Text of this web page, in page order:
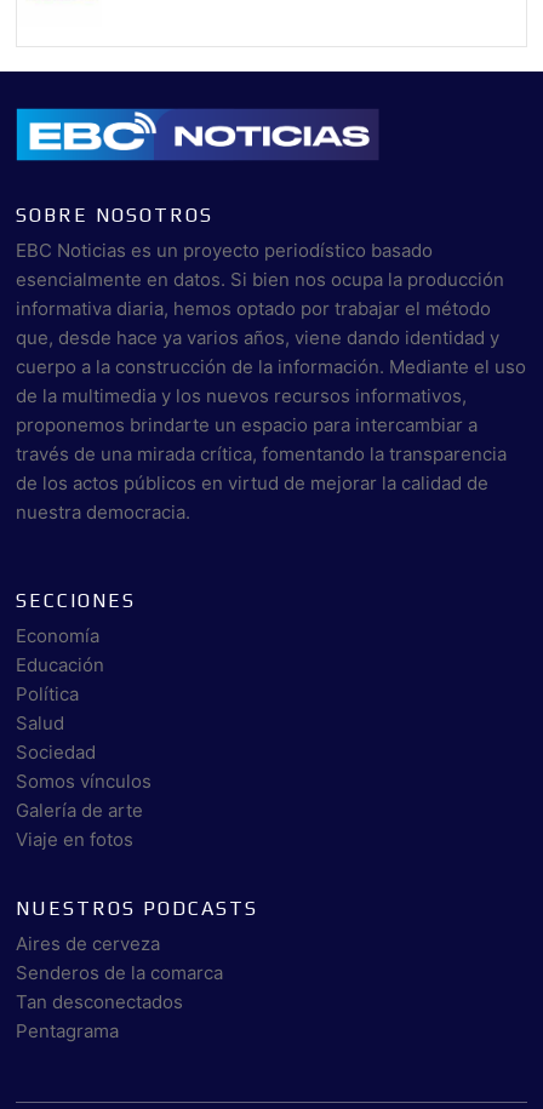
SOBRE NOSOTROS
EBC Noticias es un proyecto periodístico basado
esencialmente en datos. Si bien nos ocupa la producción
informativa diaria, hemos optado por trabajar el método
que, desde hace ya varios años, viene dando identidad y
cuerpo a la construcción de la información. Mediante el uso
de la multimedia y los nuevos recursos informativos,
proponemos brindarte un espacio para intercambiar a
través de una mirada crítica, fomentando la transparencia
de los actos públicos en virtud de mejorar la calidad de
nuestra democracia.
SECCIONES
Economía
Educación
Política
Salud
Sociedad
Somos vínculos
Galería de arte
Viaje en fotos
NUESTROS PODCASTS
Aires de cerveza
Senderos de la comarca
Tan desconectados
Pentagrama